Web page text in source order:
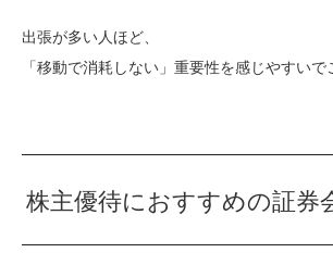
出張が多い人ほど、
「移動で消耗しない」重要性を感じやすいで
株主優待におすすめの証券